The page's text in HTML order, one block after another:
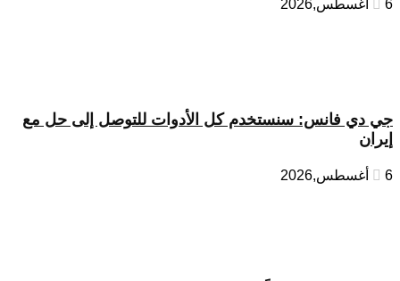
6 أغسطس,2026
جي دي فانس: سنستخدم كل الأدوات للتوصل إلى حل مع
إيران
6 أغسطس,2026